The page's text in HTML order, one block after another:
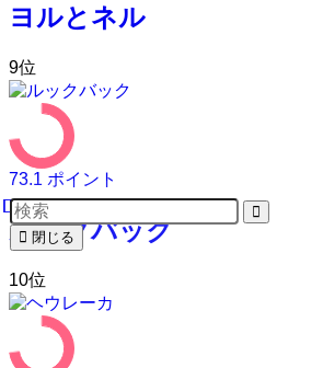
ヨルとネル
9位
73.1 ポイント
ルックバック
10位
閉じる